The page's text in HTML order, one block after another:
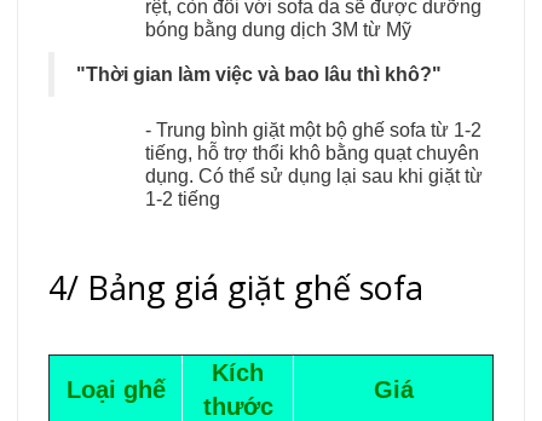
rệt, còn đối với sofa da sẽ được dưỡng
bóng bằng dung dịch 3M từ Mỹ
"Thời gian làm việc và bao lâu thì khô?"
- Trung bình giặt một bộ ghế sofa từ 1-2
tiếng, hỗ trợ thổi khô bằng quạt chuyên
dụng. Có thể sử dụng lại sau khi giặt từ
1-2 tiếng
4/ Bảng giá giặt ghế sofa
Loại ghế
Kích
thước
Giá